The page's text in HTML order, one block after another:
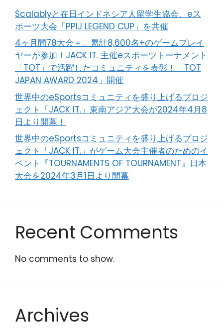
Scalablyと在日インドネシア人留学生協会、eス
ポーツ大会「PPIJ LEGEND CUP」を共催
4ヶ月間78大会＋、累計8,600名+のゲームプレイ
ヤーが参加！JACK IT. 主催eスポーツトーナメント
「TOT」で活躍したコミュニティを表彰！「TOT
JAPAN AWARD 2024」開催
世界中のeSportsコミュニティを盛り上げるプロジ
ェクト「JACK IT.」東南アジア大会が2024年4月8
日より開幕！
世界中のeSportsコミュニティを盛り上げるプロジ
ェクト「JACK IT.」がゲーム大会主催者のためのイ
ベント『TOURNAMENTS OF TOURNAMENT』日本
大会を2024年3月1日より開幕
Recent Comments
No comments to show.
Archives